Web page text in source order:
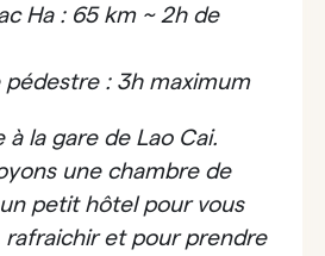
Ha : 65 km ~ 2h de
pédestre : 3h maximum
la gare de Lao Cai.
une chambre de
petit hôtel pour vous
rafraichir et pour prendre